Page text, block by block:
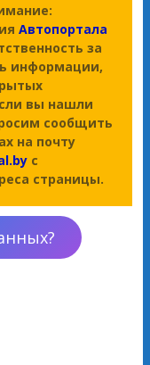
Автопортала
за
информации,
вы нашли
сообщить
на почту
с
страницы.